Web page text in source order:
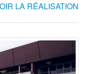
LA RÉALISATION